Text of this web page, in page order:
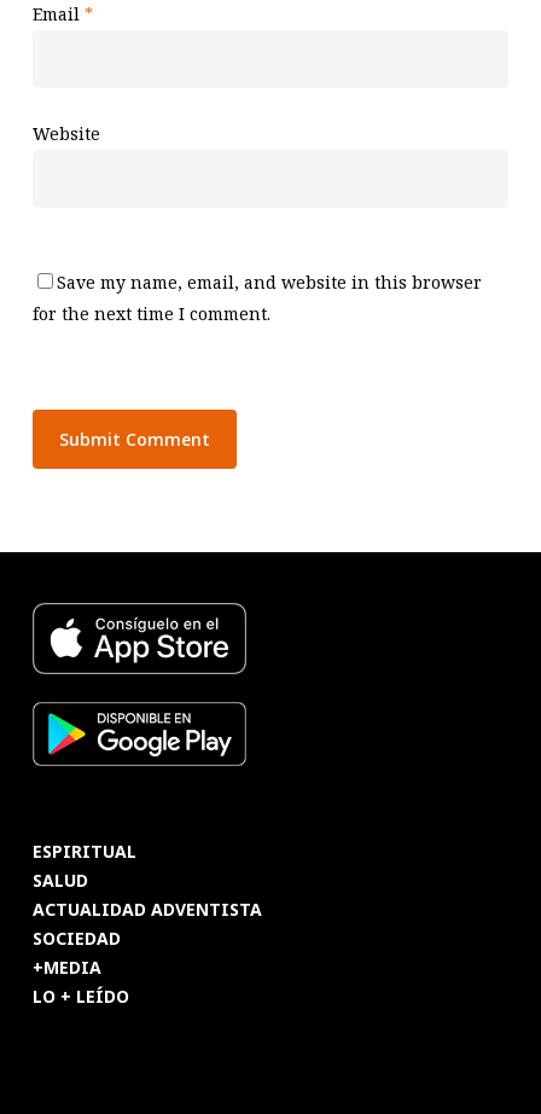
Email *
Website
Save my name, email, and website in this browser
for the next time I comment.
ESPIRITUAL
SALUD
ACTUALIDAD ADVENTISTA
SOCIEDAD
+MEDIA
LO + LEÍDO